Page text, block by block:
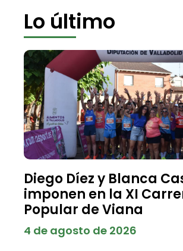
Lo último
Diego Díez y Blanca
imponen en la XI
Popular de Viana
4 de agosto de 2026